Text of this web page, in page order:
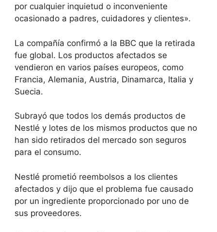
por cualquier inquietud o inconveniente
ocasionado a padres, cuidadores y clientes».
La compañía confirmó a la BBC que la retirada
fue global. Los productos afectados se
vendieron en varios países europeos, como
Francia, Alemania, Austria, Dinamarca, Italia y
Suecia.
Subrayó que todos los demás productos de
Nestlé y lotes de los mismos productos que no
han sido retirados del mercado son seguros
para el consumo.
Nestlé prometió reembolsos a los clientes
afectados y dijo que el problema fue causado
por un ingrediente proporcionado por uno de
sus proveedores.